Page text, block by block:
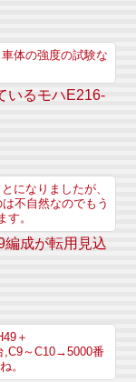
体の強度の試験な
いるモハE216-
になりましたが、
不自然なのでもう
す。
編成が転用見込
＋
,C9～C10→5000番
。